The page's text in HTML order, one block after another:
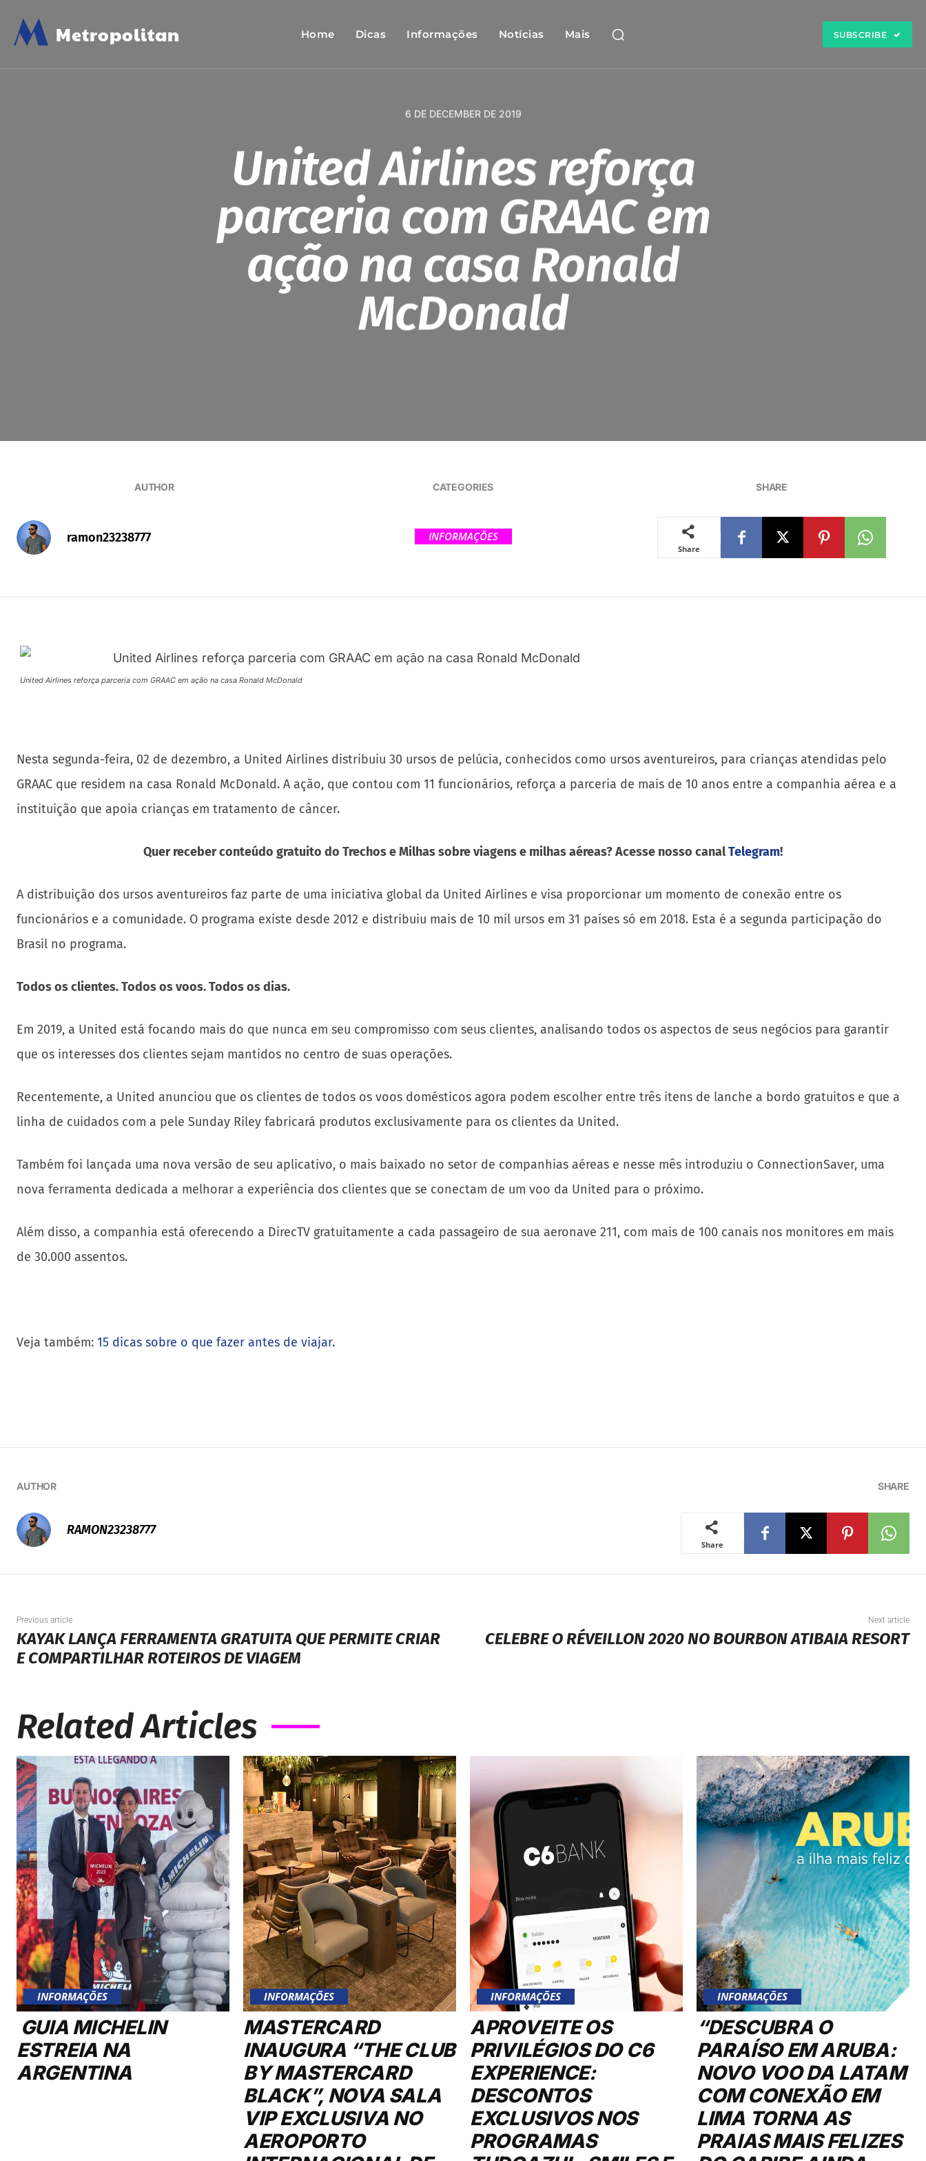
M Metropolitan Home Dicas Informações Notícias Mais SUBSCRIBE
6 DE DECEMBER DE 2019
United Airlines reforça
parceria com GRAAC em
ação na casa Ronald
McDonald
AUTHOR
ramon23238777
CATEGORIES
INFORMAÇÕES
SHARE
Share
United Airlines reforça parceria com GRAAC em ação na casa Ronald McDonald
Nesta segunda-feira, 02 de dezembro, a United Airlines distribuiu 30 ursos de pelúcia, conhecidos como ursos aventureiros, para crianças atendidas pelo
GRAAC que residem na casa Ronald McDonald. A ação, que contou com 11 funcionários, reforça a parceria de mais de 10 anos entre a companhia aérea e a
instituição que apoia crianças em tratamento de câncer.
Quer receber conteúdo gratuito do Trechos e Milhas sobre viagens e milhas aéreas? Acesse nosso canalTelegram!
A distribuição dos ursos aventureiros faz parte de uma iniciativa global da United Airlines e visa proporcionar um momento de conexão entre os
funcionários e a comunidade. O programa existe desde 2012 e distribuiu mais de 10 mil ursos em 31 países só em 2018. Esta é a segunda participação do
Brasil no programa.
Todos os clientes. Todos os voos. Todos os dias.
Em 2019, a United está focando mais do que nunca em seu compromisso com seus clientes, analisando todos os aspectos de seus negócios para garantir
que os interesses dos clientes sejam mantidos no centro de suas operações.
Recentemente, a United anunciou que os clientes de todos os voos domésticos agora podem escolher entre três itens de lanche a bordo gratuitos e que a
linha de cuidados com a pele Sunday Riley fabricará produtos exclusivamente para os clientes da United.
Também foi lançada uma nova versão de seu aplicativo, o mais baixado no setor de companhias aéreas e nesse mês introduziu o ConnectionSaver, uma
nova ferramenta dedicada a melhorar a experiência dos clientes que se conectam de um voo da United para o próximo.
Além disso, a companhia está oferecendo a DirecTV gratuitamente a cada passageiro de sua aeronave 211, com mais de 100 canais nos monitores em mais
de 30.000 assentos.
Veja também: 15 dicas sobre o que fazer antes de viajar.
AUTHOR
RAMON23238777
SHARE
Share
Previous article
KAYAK LANÇA FERRAMENTA GRATUITA QUE PERMITE CRIAR
E COMPARTILHAR ROTEIROS DE VIAGEM
Next article
CELEBRE O RÉVEILLON 2020 NO BOURBON ATIBAIA RESORT
Related Articles
INFORMAÇÕES
GUIA MICHELIN
ESTREIA NA
ARGENTINA
INFORMAÇÕES
MASTERCARD
INAUGURA “THE CLUB
BY MASTERCARD
BLACK”, NOVA SALA
VIP EXCLUSIVA NO
AEROPORTO
INFORMAÇÕES
APROVEITE OS
PRIVILÉGIOS DO C6
EXPERIENCE:
DESCONTOS
EXCLUSIVOS NOS
PROGRAMAS
INFORMAÇÕES
“DESCUBRA O
PARAÍSO EM ARUBA:
NOVO VOO DA LATAM
COM CONEXÃO EM
LIMA TORNA AS
PRAIAS MAIS FELIZES